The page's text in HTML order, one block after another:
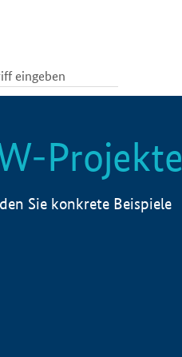
Projekte
Sie konkrete Beispiele